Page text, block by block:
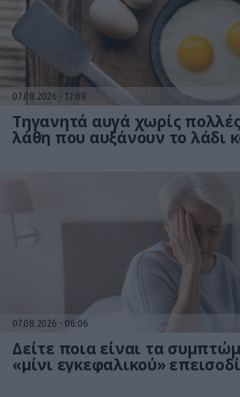
07.08.2026 12:09
Τηγανητά αυγά χωρίς
λάθη που αυξάνουν το λάδι
07.08.2026 06:06
Δείτε ποια είναι τα
«μίνι εγκεφαλικού»